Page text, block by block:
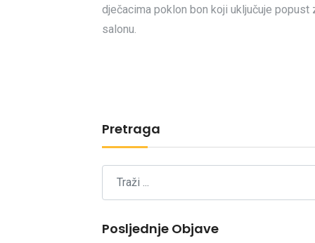
dječacima poklon bon koji uključuje
salonu.
Pretraga
Posljednje Objave